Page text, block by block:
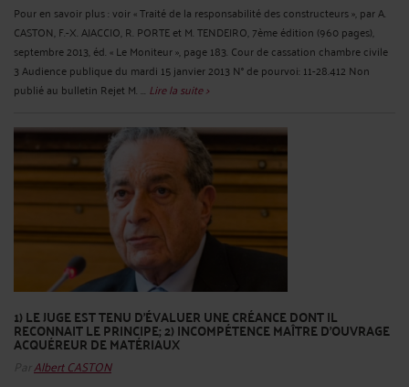
Pour en savoir plus : voir « Traité de la responsabilité des constructeurs », par A.
CASTON, F.-X. AJACCIO, R. PORTE et M. TENDEIRO, 7ème édition (960 pages),
septembre 2013, éd. « Le Moniteur », page 183. Cour de cassation chambre civile
3 Audience publique du mardi 15 janvier 2013 N° de pourvoi: 11-28.412 Non
publié au bulletin Rejet M. ... Lire la suite >
1) LE JUGE EST TENU D'ÉVALUER UNE CRÉANCE DONT IL
RECONNAIT LE PRINCIPE; 2) INCOMPÉTENCE MAÎTRE D'OUVRAGE
ACQUÉREUR DE MATÉRIAUX
ParAlbert CASTON